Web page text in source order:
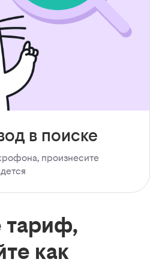
в поиске
произнесите
тариф,
как